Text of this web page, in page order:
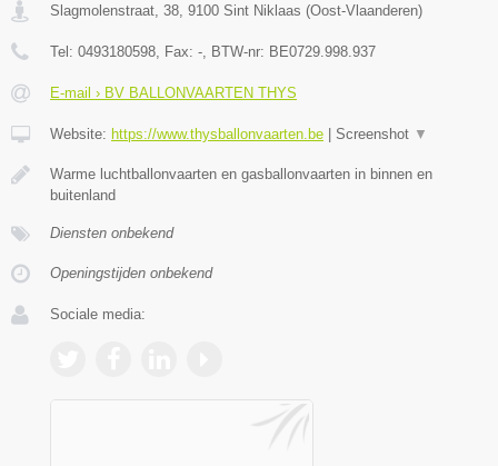
Slagmolenstraat, 38 9100 Sint Niklaas (Oost-Vlaanderen)
Tel: 0493180598 , Fax: - , BTW-nr: BE0729.998.937
E-mail › BV BALLONVAARTEN THYS
Website: https://www.thysballonvaarten.be | Screenshot ▼
Warme luchtballonvaarten en gasballonvaarten in binnen en
buitenland
Diensten onbekend
Openingstijden onbekend
Sociale media: